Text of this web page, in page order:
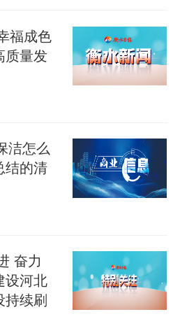
资源保护局在省市水利
统筹开展四轮生态补
水为湖区生态修复提供
，该局将持续密切监
需求，科学制定后续补
确保衡水湖生态系统
福成色
量发
洁怎么
结的清
奋力
设河北
持续刷